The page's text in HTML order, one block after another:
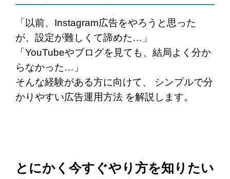
「以前、Instagram広告をやろうと思った
が、設定が難しくて諦めた…」
「YouTubeやブログを見ても、結局よく分か
らなかった…」
そんな経験がある方に向けて、 シンプルで分
かりやすい広告運用方法 を解説します。
とにかく今すぐやり方を知りたい